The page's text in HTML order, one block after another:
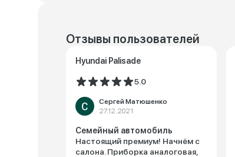
Отзывы пользователей
Hyundai Palisade
5.0
Сергей Матюшенко
27.12.2021
Семейный автомобиль
Настоящий премиум! Начнём с
салона. Приборка аналоговая,